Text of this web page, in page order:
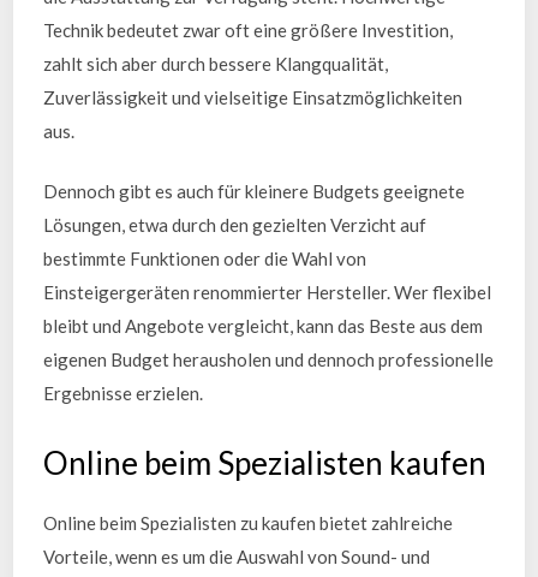
Technik bedeutet zwar oft eine größere Investition,
zahlt sich aber durch bessere Klangqualität,
Zuverlässigkeit und vielseitige Einsatzmöglichkeiten
aus.
Dennoch gibt es auch für kleinere Budgets geeignete
Lösungen, etwa durch den gezielten Verzicht auf
bestimmte Funktionen oder die Wahl von
Einsteigergeräten renommierter Hersteller. Wer flexibel
bleibt und Angebote vergleicht, kann das Beste aus dem
eigenen Budget herausholen und dennoch professionelle
Ergebnisse erzielen.
Online beim Spezialisten kaufen
Online beim Spezialisten zu kaufen bietet zahlreiche
Vorteile, wenn es um die Auswahl von Sound- und